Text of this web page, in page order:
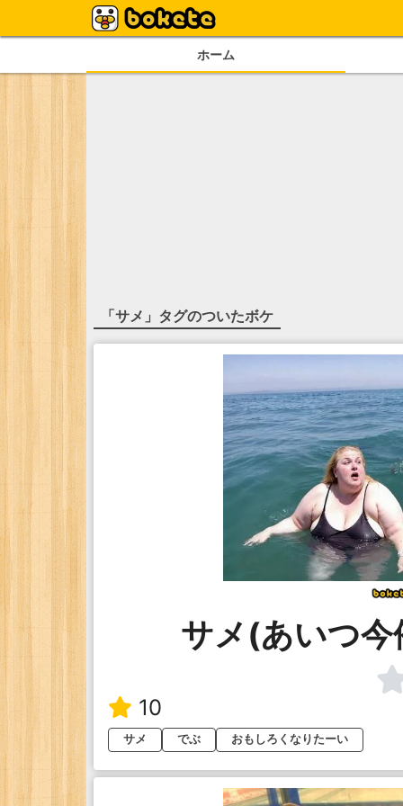
ホーム
「サメ 」タグのついたボケ
サメ(あいつ
10
サメ でぶ おもしろくなりたーい